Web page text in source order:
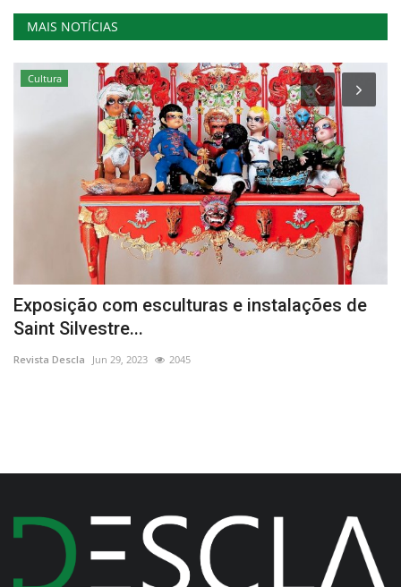
MAIS NOTÍCIAS
Cultura
Exposição com esculturas e instalações de
Saint Silvestre...
Revista Descla Jun 29, 2023 2045